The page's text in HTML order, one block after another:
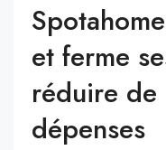
et ferme
réduire de
dépenses